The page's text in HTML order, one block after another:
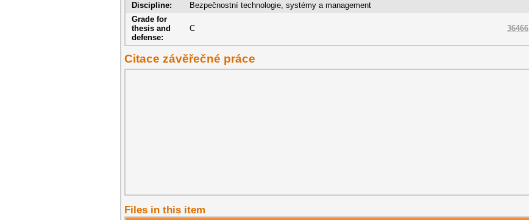
Discipline:
Bezpečnostní technologie, systémy a management
Grade for
thesis and
defense:
C 36466
Citace závěřečné práce
Files in this item